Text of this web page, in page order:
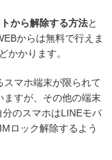
から解除する方法と
からは無料で行えま
かかります。
マホ端末が限られて
ますが、その他の端末
のスマホはLINEモバ
ロック解除するよう